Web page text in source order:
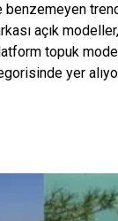
açık
topuk
yer